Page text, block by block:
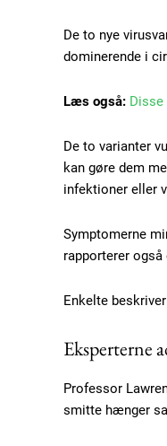
Praesent
Ut mollis
Orci varius
De to nye
dominerende i
Læs også:
De to varianter
kan gøre dem
infektioner eller
Symptomerne
rapporterer
Enkelte
Eksperterne
Professor
smitte hænger